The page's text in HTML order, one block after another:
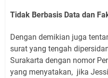
Tidak Berbasis Data dan
Dengan demikian juga
surat yang tengah
Surakarta dengan nomor
yang menyatakan, jika